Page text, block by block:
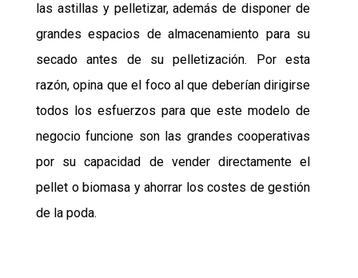
las astillas y pelletizar,además de disponer de
grandes espacios de almacenamiento para su
secado antes de su pelletización. Por esta
razón, opina que el foco al que deberían dirigirse
todos los esfuerzos para que este modelo de
negocio funcione son las grandes cooperativas
por su capacidad de vender directamente el
pellet o biomasa y ahorrar los costes de gestión
de la poda.